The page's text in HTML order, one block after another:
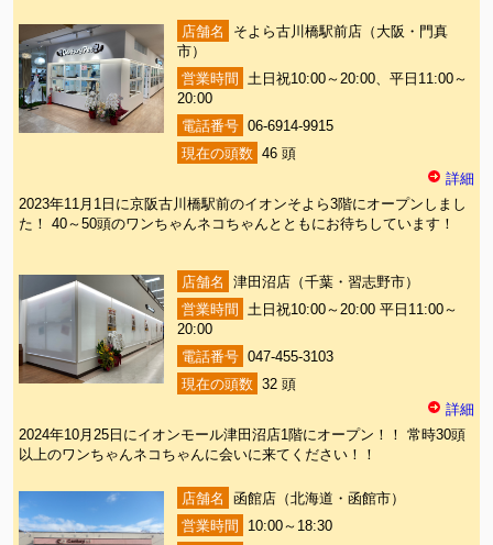
店舗名
そよら古川橋駅前店（大阪・門真
市）
営業時間
土日祝10:00～20:00、平日11:00～
20:00
電話番号 06-6914-9915
現在の頭数 46 頭
詳細
2023年11月1日に京阪古川橋駅前のイオンそよら3階にオープンしまし
た！ 40～50頭のワンちゃんネコちゃんとともにお待ちしています！
店舗名
津田沼店（千葉・習志野市）
営業時間
土日祝10:00～20:00 平日11:00～
20:00
電話番号 047-455-3103
現在の頭数 32 頭
詳細
2024年10月25日にイオンモール津田沼店1階にオープン！！ 常時30頭
以上のワンちゃんネコちゃんに会いに来てください！！
店舗名
函館店（北海道・函館市）
営業時間
10:00～18:30